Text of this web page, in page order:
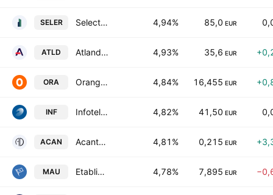
SELER Selectirente SA 4,94% 85,0 EUR
ATLD Atland SA 4,93% 35,6 EUR
ORA Orange SA 4,84% 16,455 EUR
INF Infotel SA 4,82% 41,50 EUR
ACAN Acanthe Developpement SA 4,81% 0,215 EUR
MAU Etablissements Maurel & Prom SA 4,78% 7,895 EUR